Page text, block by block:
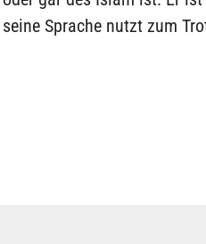
Sprache nutzt zum